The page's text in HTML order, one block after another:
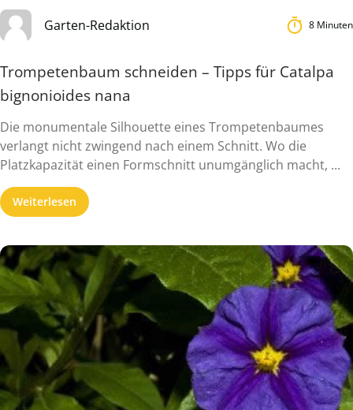
Garten-Redaktion 8 Minuten
Trompetenbaum schneiden – Tipps für Catalpa
bignonioides nana
Die monumentale Silhouette eines Trompetenbaumes
verlangt nicht zwingend nach einem Schnitt. Wo die
Platzkapazität einen Formschnitt unumgänglich macht, ...
Weiterlesen